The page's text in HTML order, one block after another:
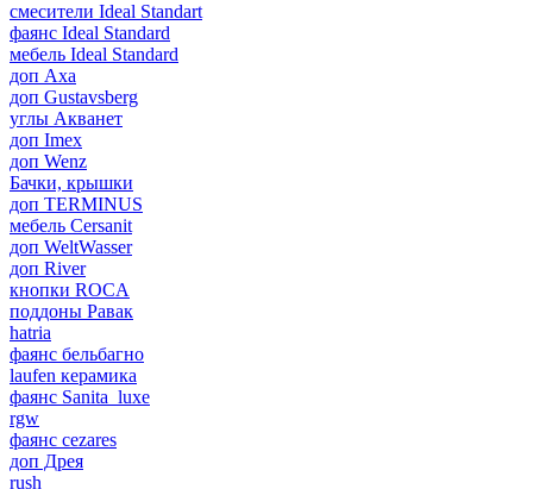
смесители Ideal Standart
фаянс Ideal Standard
мебель Ideal Standard
доп Axa
доп Gustavsberg
углы Акванет
доп Imex
доп Wenz
Бачки, крышки
доп TERMINUS
мебель Cersanit
доп WeltWasser
доп River
кнопки ROCA
поддоны Равак
hatria
фаянс бельбагно
laufen керамика
фаянс Sanita_luxe
rgw
фаянс cezares
доп Дрея
rush